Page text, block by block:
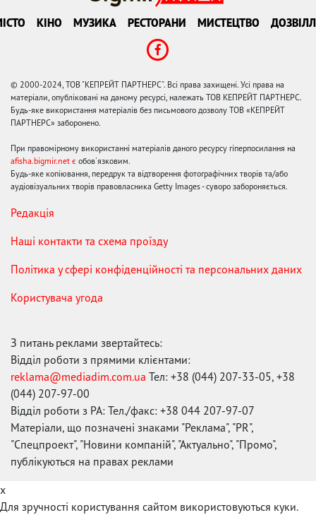
КІНО МУЗИКА РЕСТОРАНИ МИСТЕЦТВО
© 2000-2024, ТОВ "КЕПРЕЙТ ПАРТНЕРС". Всі права захищені. Усі права на
матеріали, опубліковані на даному ресурсі, належать ТОВ КЕПРЕЙТ ПАРТНЕРС.
Будь-яке використання матеріалів без письмового дозволу ТОВ «КЕПРЕЙТ
ПАРТНЕРС» заборонено.
При правомірному використанні матеріалів даного ресурсу гіперпосилання на
afisha.bigmir.net є обов'язковим.
Будь-яке копіювання, передрук та відтворення фотографічних творів та/або
аудіовізуальних творів правовласника Getty Images - суворо забороняється.
Редакція
Наші контакти та схема проїзду
Політика у сфері конфіденційності та персональних даних
Користувача угода
З питань реклами звертайтесь:
Відділ роботи з прямими клієнтами:
reklama@mediadim.com.ua Тел: +38 (044) 207-33-05, +38
(044) 207-97-00
Відділ роботи з РА: Тел./факс: +38 044 207-97-07
Матеріали, що позначені знаками "Реклама", "PR",
"Спецпроект", "Новини компаній", "Актуально", "Промо",
публікуються на правах реклами
x
Для зручності користування сайтом використовуються куки.